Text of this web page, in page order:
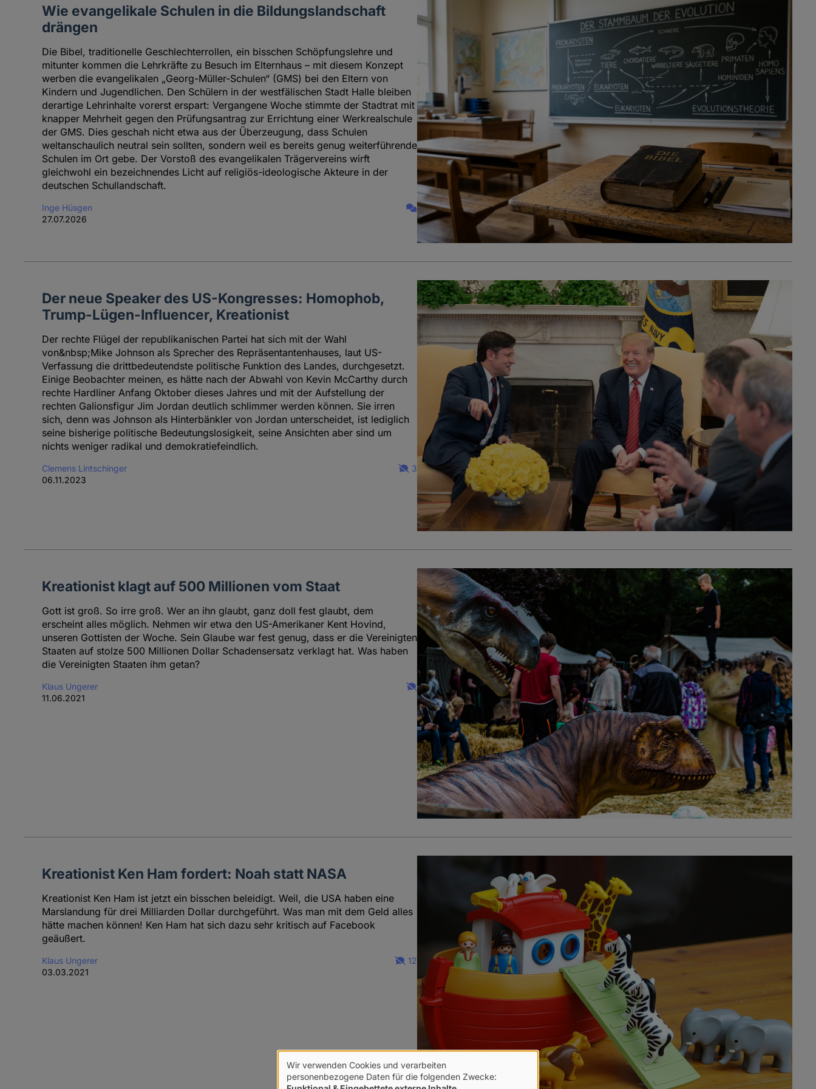
Wie evangelikale Schulen in die Bildungslandschaft
drängen
Die Bibel, traditionelle Geschlechterrollen, ein bisschen Schöpfungslehre und
mitunter kommen die Lehrkräfte zu Besuch im Elternhaus – mit diesem Konzept
werben die evangelikalen „Georg-Müller-Schulen“ (GMS) bei den Eltern von
Kindern und Jugendlichen. Den Schülern in der westfälischen Stadt Halle bleiben
derartige Lehrinhalte vorerst erspart: Vergangene Woche stimmte der Stadtrat mit
knapper Mehrheit gegen den Prüfungsantrag zur Errichtung einer Werkrealschule
der GMS. Dies geschah nicht etwa aus der Überzeugung, dass Schulen
weltanschaulich neutral sein sollten, sondern weil es bereits genug weiterführende
Schulen im Ort gebe. Der Vorstoß des evangelikalen Trägervereins wirft
gleichwohl ein bezeichnendes Licht auf religiös-ideologische Akteure in der
deutschen Schullandschaft.
Inge Hüsgen
27.07.2026
Der neue Speaker des US-Kongresses: Homophob,
Trump-Lügen-Influencer, Kreationist
Der rechte Flügel der republikanischen Partei hat sich mit der Wahl
von&nbsp;Mike Johnson als Sprecher des Repräsentantenhauses, laut US-
Verfassung die drittbedeutendste politische Funktion des Landes, durchgesetzt.
Einige Beobachter meinen, es hätte nach der Abwahl von Kevin McCarthy durch
rechte Hardliner Anfang Oktober dieses Jahres und mit der Aufstellung der
rechten Galionsfigur Jim Jordan deutlich schlimmer werden können. Sie irren
sich, denn was Johnson als Hinterbänkler von Jordan unterscheidet, ist lediglich
seine bisherige politische Bedeutungslosigkeit, seine Ansichten aber sind um
nichts weniger radikal und demokratiefeindlich.
Clemens Lintschinger
06.11.2023
3
Kreationist klagt auf 500 Millionen vom Staat
Gott ist groß. So irre groß. Wer an ihn glaubt, ganz doll fest glaubt, dem
erscheint alles möglich. Nehmen wir etwa den US-Amerikaner Kent Hovind,
unseren Gottisten der Woche. Sein Glaube war fest genug, dass er die Vereinigten
Staaten auf stolze 500 Millionen Dollar Schadensersatz verklagt hat. Was haben
die Vereinigten Staaten ihm getan?
Klaus Ungerer
11.06.2021
Kreationist Ken Ham fordert: Noah statt NASA
Kreationist Ken Ham ist jetzt ein bisschen beleidigt. Weil, die USA haben eine
Marslandung für drei Milliarden Dollar durchgeführt. Was man mit dem Geld alles
hätte machen können! Ken Ham hat sich dazu sehr kritisch auf Facebook
geäußert.
Klaus Ungerer
03.03.2021
12
Verwendung
Wir verwenden Cookies und verarbeiten
personenbezogene Daten für die folgenden Zwecke: